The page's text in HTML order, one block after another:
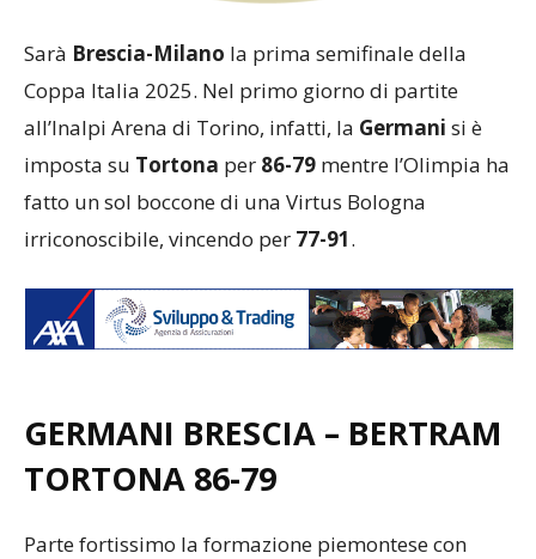
Sarà Brescia-Milano la prima semifinale della
Coppa Italia 2025. Nel primo giorno di partite
all’Inalpi Arena di Torino, infatti, la Germani si è
imposta su Tortona per 86-79 mentre l’Olimpia ha
fatto un sol boccone di una Virtus Bologna
irriconoscibile, vincendo per 77-91.
GERMANI BRESCIA – BERTRAM
TORTONA 86-79
Parte fortissimo la formazione piemontese con